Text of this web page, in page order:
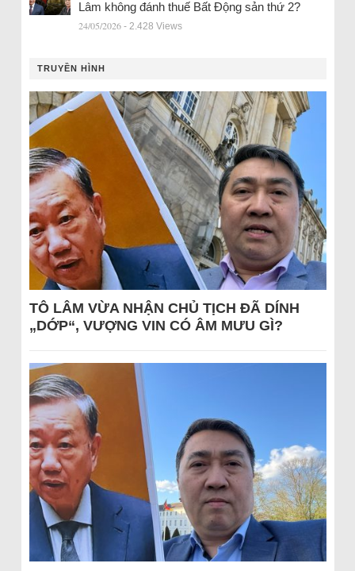
Lâm không đánh thuế Bất Động sản thứ 2?
24/05/2026 - 2.428 Views
TRUYỀN HÌNH
TÔ LÂM VỪA NHẬN CHỦ TỊCH ĐÃ DÍNH
„DỚP“, VƯỢNG VIN CÓ ÂM MƯU GÌ?